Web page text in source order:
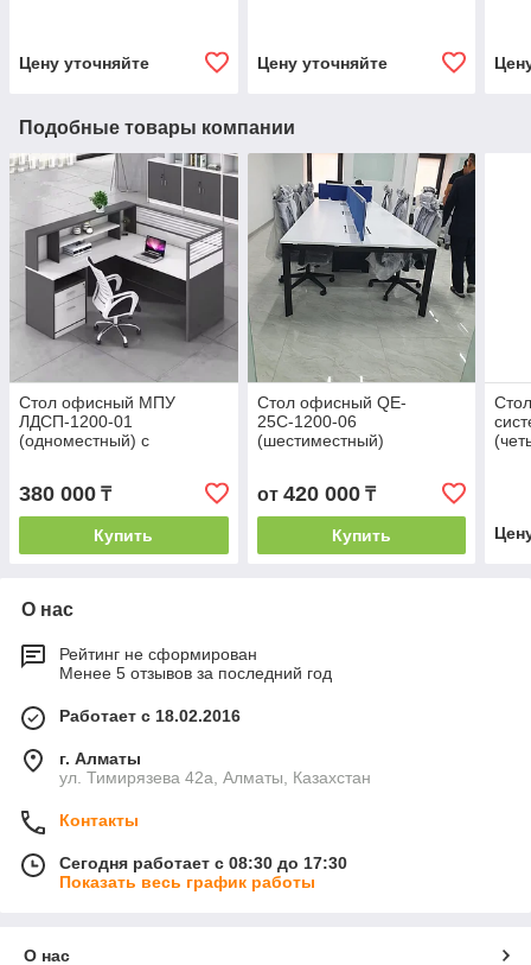
Цену уточняйте Цену уточняйте
Подобные товары компании
Стол офисный МПУ
ЛДСП-1200-01
(одноместный) с
380 000 ₸
Купить
Стол офисный QE-
25С-1200-06
(шестиместный)
от 420 000₸
Купить
О нас
Рейтинг не сформирован
Менее 5 отзывов за последний год
Работает с 18.02.2016
г. Алматы
ул. Тимирязева 42а, Алматы, Казахстан
Контакты
Сегодня работает с 08:30 до 17:30
Показать весь график работы
О нас